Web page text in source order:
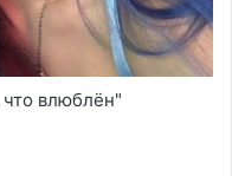
влюблён"